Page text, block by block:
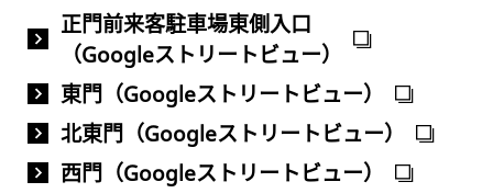
正門前来客駐車場東側入口
（Googleストリートビュー）
東門（Googleストリートビュー）
北東門（Googleストリートビュー）
西門（Googleストリートビュー）